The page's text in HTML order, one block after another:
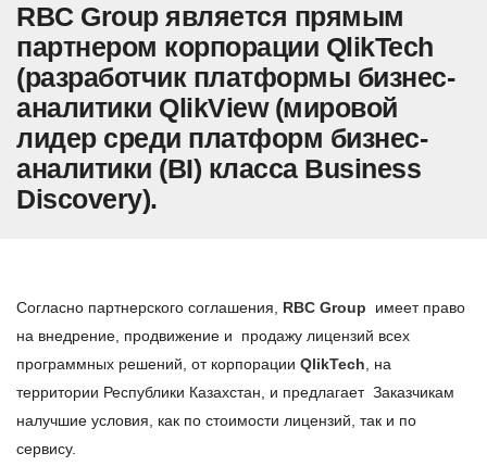
RBC Group является прямым
партнером корпорации QlikTech
(разработчик платформы бизнес-
аналитики QlikView (мировой
лидер среди платформ бизнес-
аналитики (BI) класса Business
Discovery).
Согласно партнерского соглашения, RBC Group имеет право
на внедрение, продвижение и продажу лицензий всех
программных решений, от корпорации QlikTech , на
территории Республики Казахстан, и предлагает Заказчикам
налучшие условия, как по стоимости лицензий, так и по
сервису.